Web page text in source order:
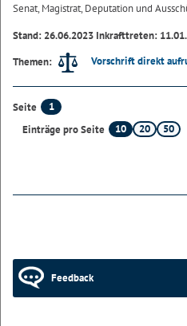
Senat, Magistrat, Deputation und
Stand: 26.06.2023 Inkrafttreten:
Themen:
Vorschrift direkt
Seite
1
Einträge pro Seite
10 20 50
Feedback